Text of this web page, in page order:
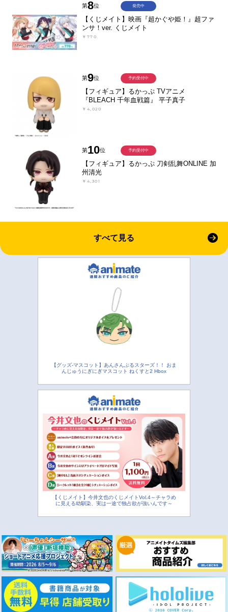
第8位
【くじメイト】映画『超かぐや姫！』超ファ
ンサ！ver. くじメイト
￥770
発売中
第9位
【フィギュア】るかっぷ TVアニメ
『BLEACH 千年血戦篇』 平子真子
￥4,020
予約受付中
第10位
【フィギュア】るかっぷ 刀剣乱舞ONLINE 加
州清光
￥4,301
予約受付中
すべて見る
【グッズ-マスコット】あんさんぶるスターズ！！ おま
んじゅうにぎにぎマスコット ねくすと2 Hbox
【くじメイト】今井文也のくじメイトVol.4～チャラめ
に見える幼馴染、実は一途で独占欲が強いんです～